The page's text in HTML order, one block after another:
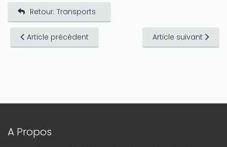
Retour: Transports
Article précédent Article suivant
A Propos